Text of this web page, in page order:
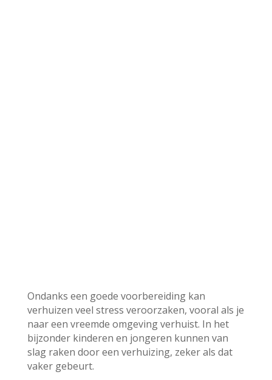
Ondanks een goede voorbereiding kan
verhuizen veel stress veroorzaken, vooral als je
naar een vreemde omgeving verhuist. In het
bijzonder kinderen en jongeren kunnen van
slag raken door een verhuizing, zeker als dat
vaker gebeurt.